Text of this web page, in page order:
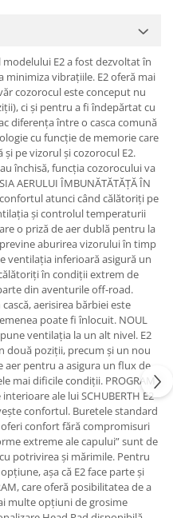
modelului E2 a fost dezvoltat în
minimiza vibrațiile. E2 oferă mai
cozorocul este conceput nu
ci și pentru a fi îndepărtat cu
diferența între o casca comună
cu funcție de memorie care
pe vizorul și cozorocul E2.
închisă, funcția cozorocului va
AERULUI ÎMBUNĂTĂTĂȚĂ ÎN
confortul atunci când călătoriți pe
și controlul temperaturii
o priză de aer dublă pentru la
aburirea vizorului în timp
ventilația inferioară asigură un
în condiții extrem de
din aventurile off-road.
aerisirea bărbiei este
poate fi înlocuit. NOUL
pune ventilația la un alt nivel. E2
două poziții, precum și un nou
pentru a asigura un flux de
mai dificile condiții. PROGRAM
ale lui SCHUBERTH E2
confortul. Buretele standard
confort fără compromisuri
extreme ale capului” sunt de
potrivirea și mărimile. Pentru
așa că E2 face parte și
care oferă posibilitatea de a
multe opțiuni de grosime